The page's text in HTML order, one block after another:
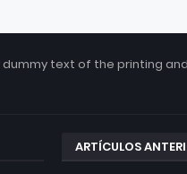
dummy text of the printing
ARTÍCULOS